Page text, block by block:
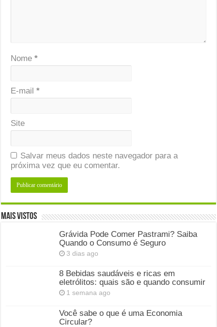
Nome*
E-mail*
Site
Salvar meus dados neste navegador para a
próxima vez que eu comentar.
Mais Vistos
Grávida Pode Comer Pastrami? Saiba
Quando o Consumo é Seguro
3 dias ago
8 Bebidas saudáveis e ricas em
eletrólitos: quais são e quando consumir
1 semana ago
Você sabe o que é uma Economia
Circular?